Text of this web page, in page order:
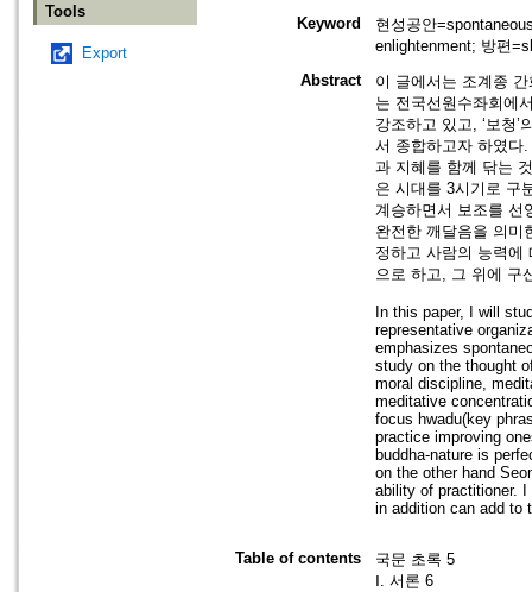
Tools
Export
Keyword
현성공안
enlightenment; 방편
Abstract
이 글에서는 조계종
는 전국선원수좌회에
강조하고 있고, ‘보청
서 종합하고자 하였다
과 지혜를 함께 닦는
은 시대를 3시기로 구
계승하면서 보조를 선
완전한 깨달음을 의미
정하고 사람의 능력에
으로 하고, 그 위에 구
In this paper, I will
representative
emphasizes
study on the thought
moral discipline,
meditative
focus hwadu(key
practice improving
buddha-nature is
on the other hand
ability of practitioner.
in addition can add to
Table of contents
국문 초록 5
Ⅰ. 서론 6